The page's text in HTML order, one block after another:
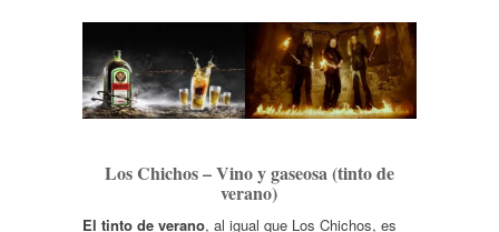
Los Chichos – Vino y gaseosa (tinto de
verano)
El tinto de verano, al igual que Los Chichos, es